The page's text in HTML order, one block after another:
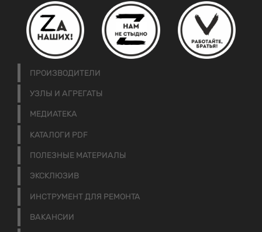
ПРОИЗВОДИТЕЛИ
УЗЛЫ И АГРЕГАТЫ
МЕДИАТЕКА
КАТАЛОГИ PDF
ПОЛЕЗНЫЕ МАТЕРИАЛЫ
ЭКСКЛЮЗИВ
ИНСТРУМЕНТ ДЛЯ РЕМОНТА
ВАКАНСИИ